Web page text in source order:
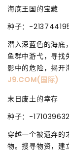
海底王国的宝藏
种子：-
潜入深蓝色的海底
鱼群中游弋，寻找
影中的危险，揭开
J9.COM(国际)
末日废土的幸存
种子：-
穿越一个被遗弃的
物。搜寻物资，建